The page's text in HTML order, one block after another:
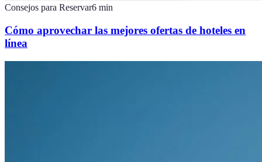
Consejos para Reservar6 min
Cómo aprovechar las mejores ofertas de hoteles en
línea